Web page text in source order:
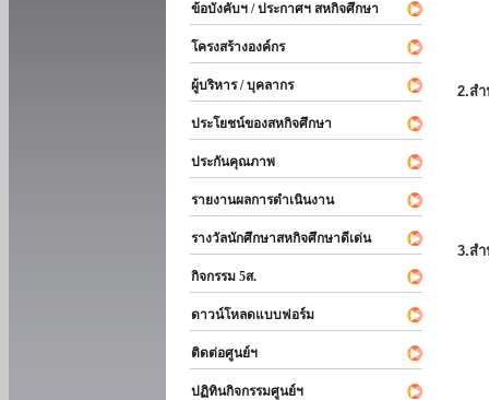
ข้อบังคับฯ / ประกาศฯ สหกิจศึกษา
โครงสร้างองค์กร
ผู้บริหาร / บุคลากร
ประโยชน์ของสหกิจศึกษา
ประกันคุณภาพ
รายงานผลการดำเนินงาน
รางวัลนักศึกษาสหกิจศึกษาดีเด่น
กิจกรรม 5ส.
ดาวน์โหลดแบบฟอร์ม
ติดต่อศูนย์ฯ
ปฏิทินกิจกรรมศูนย์ฯ
2.ส
3.ส